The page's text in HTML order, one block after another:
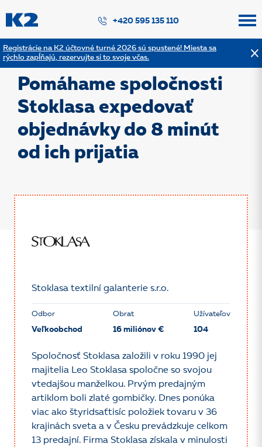
Registrácie na K2 účtovné turné 2026 sú spustené! Miesta sa
rýchlo zapĺňajú, rezervujte si to svoje včas.
+420 595 135 110
Späť na výpis referencií
Pomáhame spoločnosti
Stoklasa expedovať
objednávky do 8 minút
od ich prijatia
Stoklasa textilní galanterie s.r.o.
Odbor
Veľkoobchod
Obrat
16 miliónov €
Užívateľov
104
Spoločnosť Stoklasa založili v roku 1990 jej
majitelia Leo Stoklasa spoločne so svojou
vtedajšou manželkou. Prvým predajným
artiklom boli zlaté gombičky. Dnes ponúka
viac ako štyridsaťtisíc položiek tovaru v 36
krajinách sveta a v Česku prevádzkuje celkom
13 predajní. Firma Stoklasa získala v minulosti